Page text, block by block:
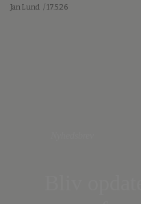
Jan Lund / 17.5.26